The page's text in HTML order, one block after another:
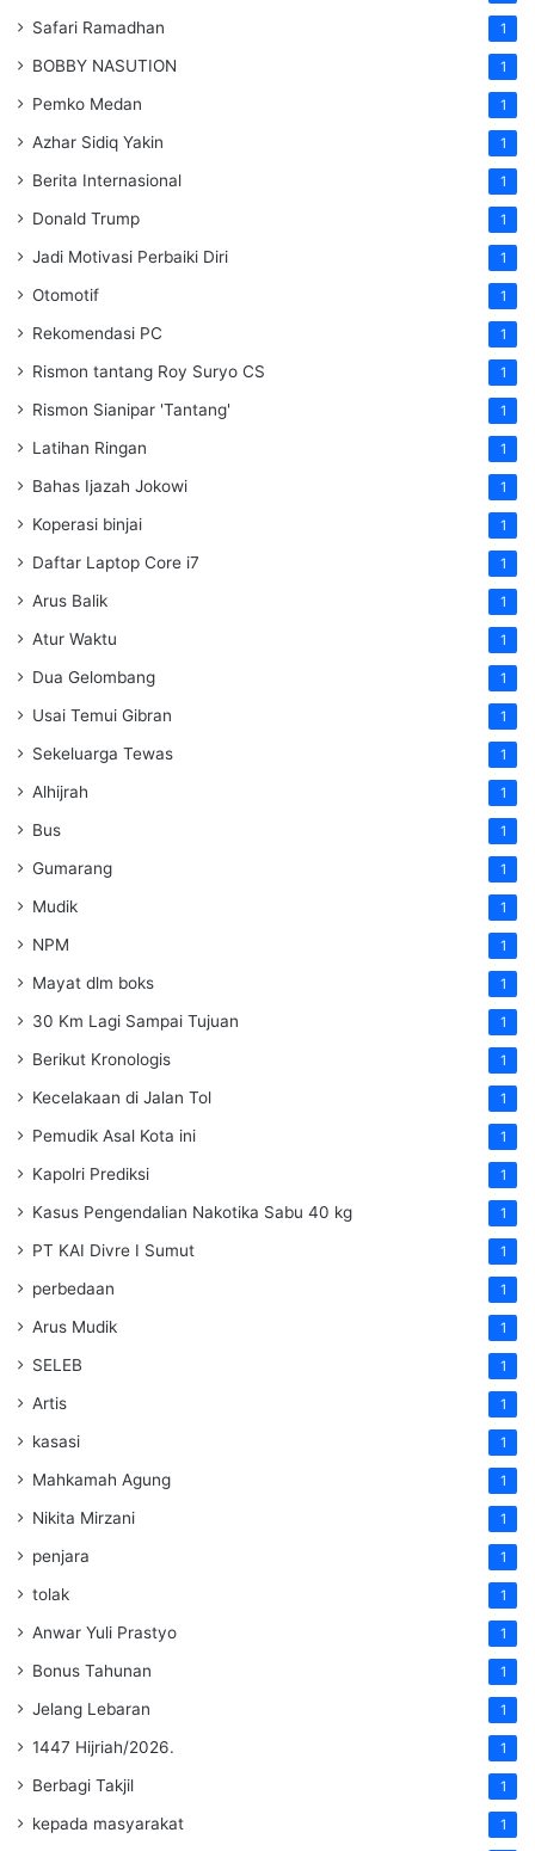
Safari Ramadhan 1
BOBBY NASUTION 1
Pemko Medan 1
Azhar Sidiq Yakin 1
Berita Internasional 1
Donald Trump 1
Jadi Motivasi Perbaiki Diri 1
Otomotif 1
Rekomendasi PC 1
Rismon tantang Roy Suryo CS 1
Rismon Sianipar 'Tantang' 1
Latihan Ringan 1
Bahas Ijazah Jokowi 1
Koperasi binjai 1
Daftar Laptop Core i7 1
Arus Balik 1
Atur Waktu 1
Dua Gelombang 1
Usai Temui Gibran 1
Sekeluarga Tewas 1
Alhijrah 1
Bus 1
Gumarang 1
Mudik 1
NPM 1
Mayat dlm boks 1
30 Km Lagi Sampai Tujuan 1
Berikut Kronologis 1
Kecelakaan di Jalan Tol 1
Pemudik Asal Kota ini 1
Kapolri Prediksi 1
Kasus Pengendalian Nakotika Sabu 40 kg 1
PT KAI Divre I Sumut 1
perbedaan 1
Arus Mudik 1
SELEB 1
Artis 1
kasasi 1
Mahkamah Agung 1
Nikita Mirzani 1
penjara 1
tolak 1
Anwar Yuli Prastyo 1
Bonus Tahunan 1
Jelang Lebaran 1
1447 Hijriah/2026. 1
Berbagi Takjil 1
kepada masyarakat 1